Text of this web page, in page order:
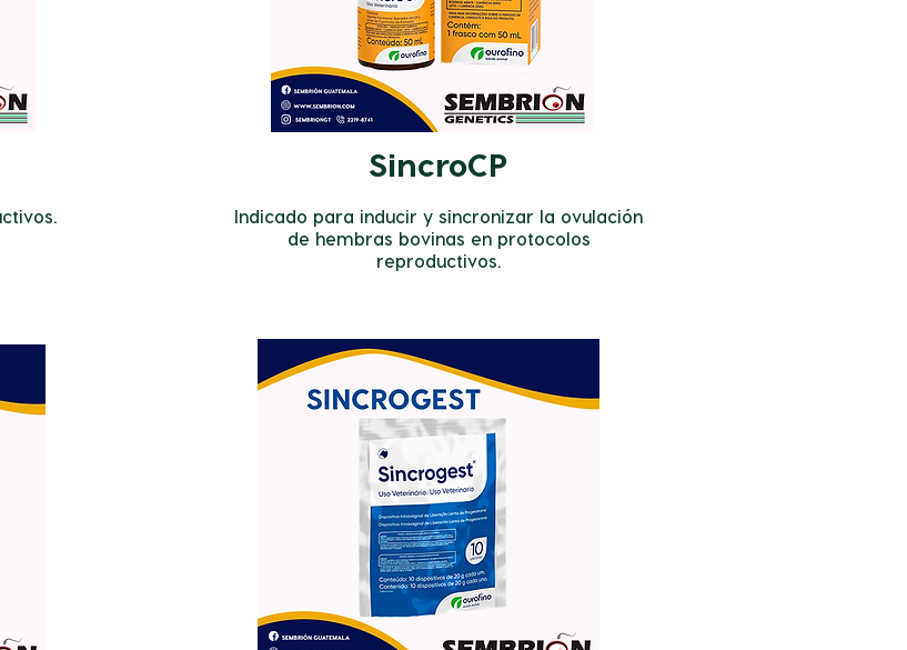
SincroCP
Indicado para inducir y sincronizar la ovulación
de hembras bovinas en protocolos
reproductivos.